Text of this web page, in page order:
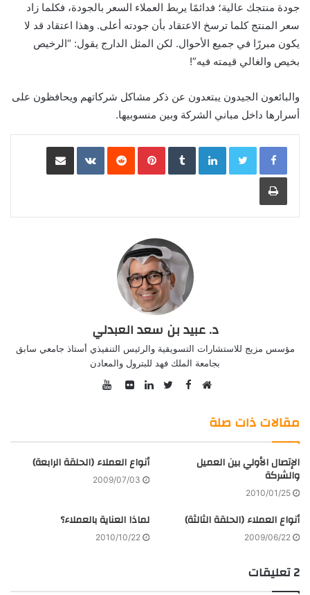
جودة منتجك عالية؛ فدائمًا يربط العملاء السعر بالجودة، فكلما زاد
سعر المنتج كلما ترسخ الاعتقاد بأن جودته أعلى. وهذا اعتقاد قد لا
يكون مبررًا في جميع الأحوال. لكن المثل الدارج يقول: “الرخيص
بخيص والغالي قيمته فيه”!
والبائعون الجيدون يبتعدون عن ذكر مشاكل شركاتهم ويحافظون على
أسرارها داخل مباني الشركة وبين منسوبيها.
LinkedIn
Pinterest مشاركة عبر البريد
طباعة
د. عبيد بن سعد العبدلي
مؤسس مزيج للاستشارات التسويقية والرئيس التنفيذي أستاذ جامعي سابق
بجامعة الملك فهد للبترول والمعادن
Facebook
مقالات ذات صلة
الإتصال الأولي بين العميل
والشركة
2010/01/25
أنواع العملاء (الحلقة الرابعة)
2009/07/03
أنواع العملاء (الحلقة الثالثة)
2009/06/22
لماذا العناية بالعملاء؟
2010/10/22
‫2 تعليقات